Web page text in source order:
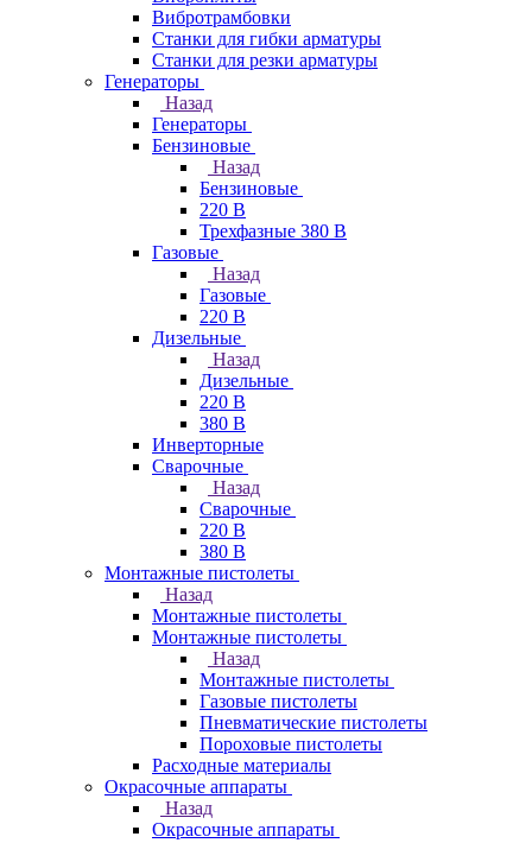
Вибротрамбовки
Станки для гибки арматуры
Станки для резки арматуры
Генераторы
Назад
Генераторы
Бензиновые
Назад
Бензиновые
220 В
Трехфазные 380 В
Газовые
Назад
Газовые
220 В
Дизельные
Назад
Дизельные
220 В
380 В
Инверторные
Сварочные
Назад
Сварочные
220 В
380 В
Монтажные пистолеты
Назад
Монтажные пистолеты
Монтажные пистолеты
Назад
Монтажные пистолеты
Газовые пистолеты
Пневматические пистолеты
Пороховые пистолеты
Расходные материалы
Окрасочные аппараты
Назад
Окрасочные аппараты